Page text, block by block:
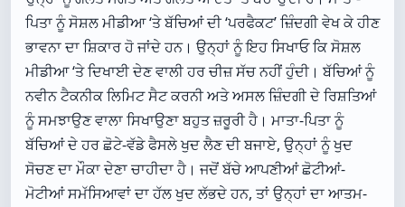
ਪਿਤਾ ਨੂੰ ਸੋਸ਼ਲ ਮੀਡੀਆ ‘ਤੇ ਬੱਚਿਆਂ ਦੀ ‘ਪਰਫੈਕਟ’ ਜ਼ਿੰਦਗੀ ਵੇਖ ਕੇ ਹੀਣ
ਭਾਵਨਾ ਦਾ ਸ਼ਿਕਾਰ ਹੋ ਜਾਂਦੇ ਹਨ। ਉਨ੍ਹਾਂ ਨੂੰ ਇਹ ਸਿਖਾਓ ਕਿ ਸੋਸ਼ਲ
ਮੀਡੀਆ ‘ਤੇ ਦਿਖਾਈ ਦੇਣ ਵਾਲੀ ਹਰ ਚੀਜ਼ ਸੱਚ ਨਹੀਂ ਹੁੰਦੀ। ਬੱਚਿਆਂ ਨੂੰ
ਨਵੀਨ ਟੈਕਨੀਕ ਲਿਮਿਟ ਸੈਟ ਕਰਨੀ ਅਤੇ ਅਸਲ ਜ਼ਿੰਦਗੀ ਦੇ ਰਿਸ਼ਤਿਆਂ
ਨੂੰ ਸਮਝਾਉਣ ਵਾਲਾ ਸਿਖਾਉਣਾ ਬਹੁਤ ਜ਼ਰੂਰੀ ਹੈ। ਮਾਤਾ-ਪਿਤਾ ਨੂੰ
ਬੱਚਿਆਂ ਦੇ ਹਰ ਛੋਟੇ-ਵੱਡੇ ਫੈਸਲੇ ਖੁਦ ਲੈਣ ਦੀ ਬਜਾਏ, ਉਨ੍ਹਾਂ ਨੂੰ ਖੁਦ
ਸੋਚਣ ਦਾ ਮੌਕਾ ਦੇਣਾ ਚਾਹੀਦਾ ਹੈ। ਜਦੋਂ ਬੱਚੇ ਆਪਣੀਆਂ ਛੋਟੀਆਂ-
ਮੋਟੀਆਂ ਸਮੱਸਿਆਵਾਂ ਦਾ ਹੱਲ ਖੁਦ ਲੱਭਦੇ ਹਨ, ਤਾਂ ਉਨ੍ਹਾਂ ਦਾ ਆਤਮ-